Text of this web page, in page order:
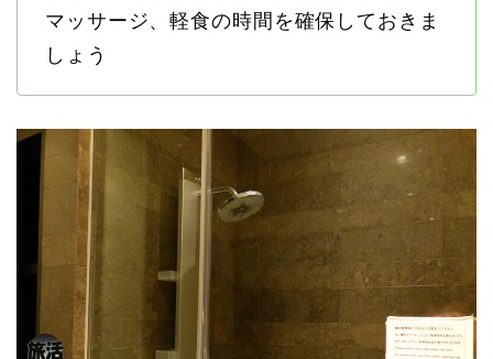
マッサージ、軽食の時間を確保しておきま
しょう